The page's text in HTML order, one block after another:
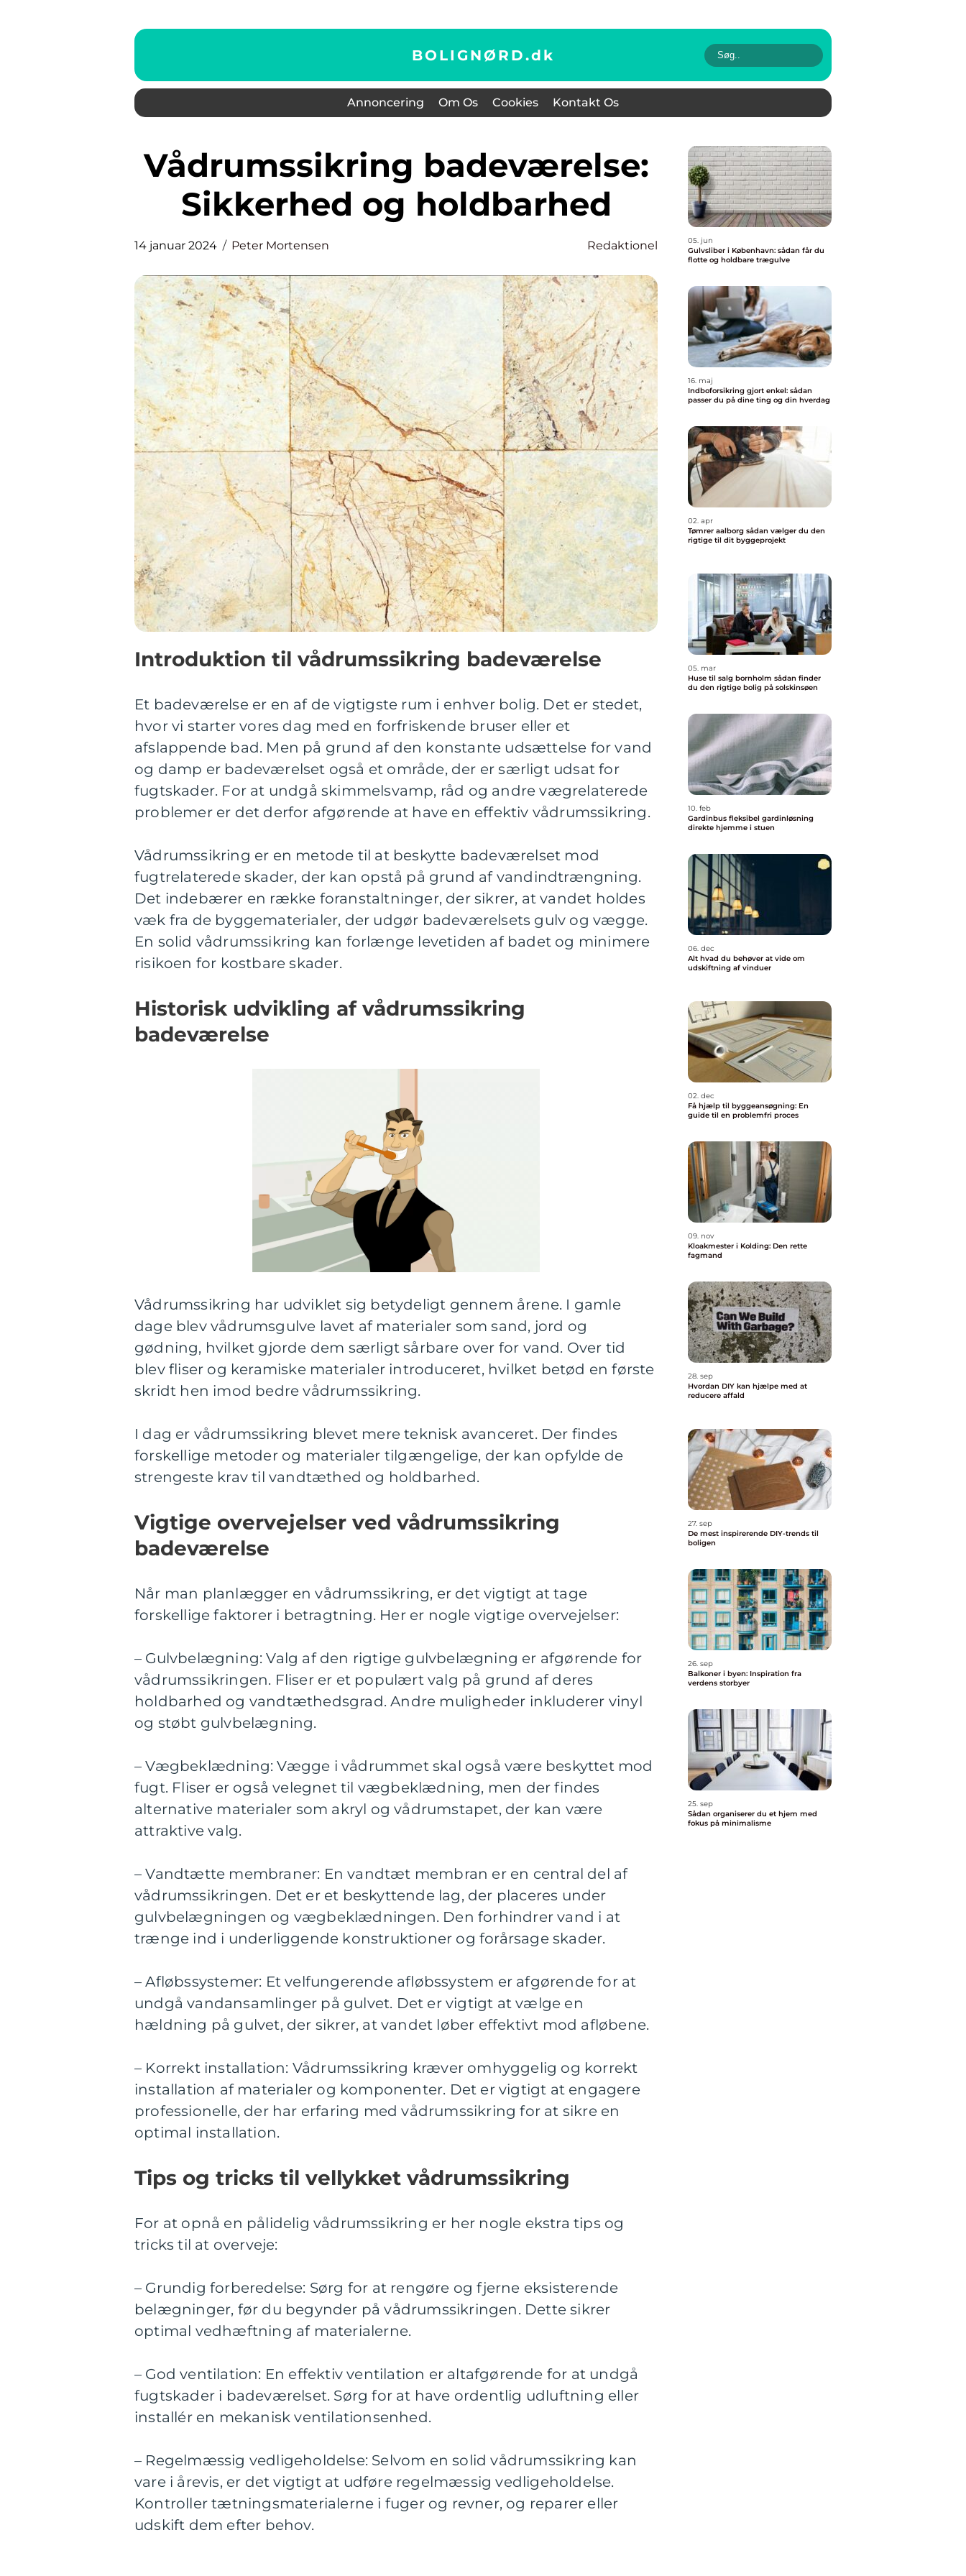
BOLIGNØRD.dk
Annoncering Om Os Cookies Kontakt Os
Vådrumssikring badeværelse:
Sikkerhed og holdbarhed
14 januar 2024 Peter Mortensen Redaktionel
Introduktion til vådrumssikring badeværelse
Et badeværelse er en af de vigtigste rum i enhver bolig. Det er stedet,
hvor vi starter vores dag med en forfriskende bruser eller et
afslappende bad. Men på grund af den konstante udsættelse for vand
og damp er badeværelset også et område, der er særligt udsat for
fugtskader. For at undgå skimmelsvamp, råd og andre vægrelaterede
problemer er det derfor afgørende at have en effektiv vådrumssikring.
Vådrumssikring er en metode til at beskytte badeværelset mod
fugtrelaterede skader, der kan opstå på grund af vandindtrængning.
Det indebærer en række foranstaltninger, der sikrer, at vandet holdes
væk fra de byggematerialer, der udgør badeværelsets gulv og vægge.
En solid vådrumssikring kan forlænge levetiden af badet og minimere
risikoen for kostbare skader.
Historisk udvikling af vådrumssikring
badeværelse
Vådrumssikring har udviklet sig betydeligt gennem årene. I gamle
dage blev vådrumsgulve lavet af materialer som sand, jord og
gødning, hvilket gjorde dem særligt sårbare over for vand. Over tid
blev fliser og keramiske materialer introduceret, hvilket betød en første
skridt hen imod bedre vådrumssikring.
I dag er vådrumssikring blevet mere teknisk avanceret. Der findes
forskellige metoder og materialer tilgængelige, der kan opfylde de
strengeste krav til vandtæthed og holdbarhed.
Vigtige overvejelser ved vådrumssikring
badeværelse
Når man planlægger en vådrumssikring, er det vigtigt at tage
forskellige faktorer i betragtning. Her er nogle vigtige overvejelser:
– Gulvbelægning: Valg af den rigtige gulvbelægning er afgørende for
vådrumssikringen. Fliser er et populært valg på grund af deres
holdbarhed og vandtæthedsgrad. Andre muligheder inkluderer vinyl
og støbt gulvbelægning.
– Vægbeklædning: Vægge i vådrummet skal også være beskyttet mod
fugt. Fliser er også velegnet til vægbeklædning, men der findes
alternative materialer som akryl og vådrumstapet, der kan være
attraktive valg.
– Vandtætte membraner: En vandtæt membran er en central del af
vådrumssikringen. Det er et beskyttende lag, der placeres under
gulvbelægningen og vægbeklædningen. Den forhindrer vand i at
trænge ind i underliggende konstruktioner og forårsage skader.
– Afløbssystemer: Et velfungerende afløbssystem er afgørende for at
undgå vandansamlinger på gulvet. Det er vigtigt at vælge en
hældning på gulvet, der sikrer, at vandet løber effektivt mod afløbene.
– Korrekt installation: Vådrumssikring kræver omhyggelig og korrekt
installation af materialer og komponenter. Det er vigtigt at engagere
professionelle, der har erfaring med vådrumssikring for at sikre en
optimal installation.
Tips og tricks til vellykket vådrumssikring
For at opnå en pålidelig vådrumssikring er her nogle ekstra tips og
tricks til at overveje:
– Grundig forberedelse: Sørg for at rengøre og fjerne eksisterende
belægninger, før du begynder på vådrumssikringen. Dette sikrer
optimal vedhæftning af materialerne.
– God ventilation: En effektiv ventilation er altafgørende for at undgå
fugtskader i badeværelset. Sørg for at have ordentlig udluftning eller
installér en mekanisk ventilationsenhed.
– Regelmæssig vedligeholdelse: Selvom en solid vådrumssikring kan
vare i årevis, er det vigtigt at udføre regelmæssig vedligeholdelse.
Kontroller tætningsmaterialerne i fuger og revner, og reparer eller
udskift dem efter behov.
05. jun
Gulvsliber i København: sådan får du
flotte og holdbare trægulve
16. maj
Indboforsikring gjort enkel: sådan
passer du på dine ting og din hverdag
02. apr
Tømrer aalborg sådan vælger du den
rigtige til dit byggeprojekt
05. mar
Huse til salg bornholm sådan finder
du den rigtige bolig på solskinsøen
10. feb
Gardinbus fleksibel gardinløsning
direkte hjemme i stuen
06. dec
Alt hvad du behøver at vide om
udskiftning af vinduer
02. dec
Få hjælp til byggeansøgning: En
guide til en problemfri proces
09. nov
Kloakmester i Kolding: Den rette
fagmand
28. sep
Hvordan DIY kan hjælpe med at
reducere affald
27. sep
De mest inspirerende DIY-trends til
boligen
26. sep
Balkoner i byen: Inspiration fra
verdens storbyer
25. sep
Sådan organiserer du et hjem med
fokus på minimalisme